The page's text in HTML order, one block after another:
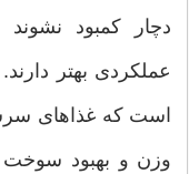
دچار کمبود
عملکردی بهتر
است که غذاهای
وزن و بهبود سوخت